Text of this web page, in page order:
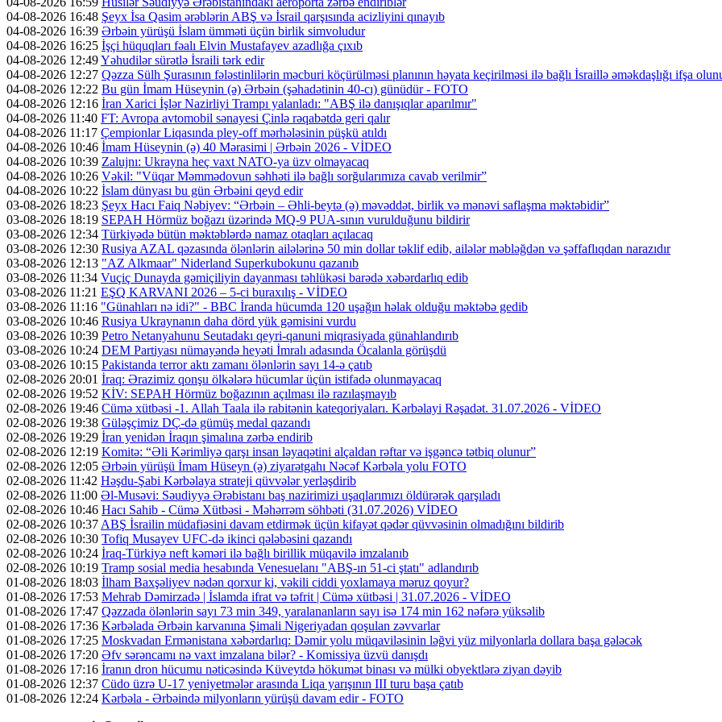
04-08-2026 16:48 Şeyx İsa Qasim ərəblərin ABŞ və İsrail qarşısında acizliyini qınayıb
04-08-2026 16:39 Ərbəin yürüşü İslam ümməti üçün birlik simvoludur
04-08-2026 16:25 İşçi hüquqları fəalı Elvin Mustafayev azadlığa çıxıb
04-08-2026 12:49Yəhudilər sürətlə İsraili tərk edir
04-08-2026 12:27 Qəzza Sülh Şurasının fələstinlilərin məcburi köçürülməsi planının həyata keçirilməsi ilə bağlı İsraillə əməkdaşlığı ifşa
04-08-2026 12:22 Bu gün İmam Hüseynin (ə) Ərbəin (şəhadətinin 40-cı) günüdür - FOTO
04-08-2026 12:16 İran Xarici İşlər Nazirliyi Trampı yalanladı: "ABŞ ilə danışıqlar aparılmır"
04-08-2026 11:40 FT: Avropa avtomobil sənayesi Çinlə rəqabətdə geri qalır
04-08-2026 11:17 Çempionlar Liqasında pley-off mərhələsinin püşkü atıldı
04-08-2026 10:46 İmam Hüseynin (ə) 40 Mərasimi | Ərbəin 2026 - VİDEO
04-08-2026 10:39 Zalujnı: Ukrayna heç vaxt NATO-ya üzv olmayacaq
04-08-2026 10:26 Vəkil: "Vüqar Məmmədovun səhhəti ilə bağlı sorğularımıza cavab verilmir”
04-08-2026 10:22 İslam dünyası bu gün Ərbəini qeyd edir
03-08-2026 18:23 Şeyx Hacı Faiq Nəbiyev: “Ərbəin – Əhli-beytə (ə) məvəddət, birlik və mənəvi saflaşma məktəbidir”
03-08-2026 18:19 SEPAH Hörmüz boğazı üzərində MQ-9 PUA-sının vurulduğunu bildirir
03-08-2026 12:34 Türkiyədə bütün məktəblərdə namaz otaqları açılacaq
03-08-2026 12:30 Rusiya AZAL qəzasında ölənlərin ailələrinə 50 min dollar təklif edib, ailələr məbləğdən və şəffaflıqdan narazıdır
03-08-2026 12:13 "AZ Alkmaar" Niderland Superkubokunu qazanıb
03-08-2026 11:34 Vuçiç Dunayda gəmiçiliyin dayanması təhlükəsi barədə xəbərdarlıq edib
03-08-2026 11:21 EŞQ KARVANI 2026 – 5-ci buraxılış - VİDEO
03-08-2026 11:16 "Günahları nə idi?" - BBC İranda hücumda 120 uşağın həlak olduğu məktəbə gedib
03-08-2026 10:46 Rusiya Ukraynanın daha dörd yük gəmisini vurdu
03-08-2026 10:39 Petro Netanyahunu Seutadakı qeyri-qanuni miqrasiyada günahlandırıb
03-08-2026 10:24 DEM Partiyası nümayəndə heyəti İmralı adasında Öcalanla görüşdü
03-08-2026 10:15 Pakistanda terror aktı zamanı ölənlərin sayı 14-ə çatıb
02-08-2026 20:01 İraq: Ərazimiz qonşu ölkələrə hücumlar üçün istifadə olunmayacaq
02-08-2026 19:52 KİV: SEPAH Hörmüz boğazının açılması ilə razılaşmayıb
02-08-2026 19:46 Cümə xütbəsi -1. Allah Taala ilə rabitənin kateqoriyaları. Kərbəlayi Rəşadət. 31.07.2026 - VİDEO
02-08-2026 19:38 Güləşçimiz DÇ-də gümüş medal qazandı
02-08-2026 19:29 İran yenidən İraqın şimalına zərbə endirib
02-08-2026 12:19 Komitə: “Əli Kərimliyə qarşı insan ləyaqətini alçaldan rəftar və işgəncə tətbiq olunur”
02-08-2026 12:05 Ərbəin yürüşü İmam Hüseyn (ə) ziyarətgahı Nəcəf Kərbəla yolu FOTO
02-08-2026 11:42 Həşdu-Şabi Kərbəlaya strateji qüvvələr yerləşdirib
02-08-2026 11:00 Əl-Musəvi: Səudiyyə Ərəbistanı baş nazirimizi uşaqlarımızı öldürərək qarşıladı
02-08-2026 10:46 Hacı Sahib - Cümə Xütbəsi - Məhərrəm söhbəti (31.07.2026) VİDEO
02-08-2026 10:37 ABŞ İsrailin müdafiəsini davam etdirmək üçün kifayət qədər qüvvəsinin olmadığını bildirib
02-08-2026 10:30 Tofiq Musayev UFC-də ikinci qələbəsini qazandı
02-08-2026 10:24 İraq-Türkiyə neft kəməri ilə bağlı birillik müqavilə imzalanıb
02-08-2026 10:19 Tramp sosial media hesabında Venesuelanı "ABŞ-ın 51-ci ştatı" adlandırıb
01-08-2026 18:03 İlham Baxşəliyev nədən qorxur ki, vəkili ciddi yoxlamaya məruz qoyur?
01-08-2026 17:53 Mehrab Dəmirzadə | İslamda ifrat və təfrit | Cümə xütbəsi | 31.07.2026 - VİDEO
01-08-2026 17:47 Qəzzada ölənlərin sayı 73 min 349, yaralananların sayı isə 174 min 162 nəfərə yüksəlib
01-08-2026 17:36 Kərbəlada Ərbəin karvanına Şimali Nigeriyadan qoşulan zəvvarlar
01-08-2026 17:25 Moskvadan Ermənistana xəbərdarlıq: Dəmir yolu müqaviləsinin ləğvi yüz milyonlarla dollara başa gələcək
01-08-2026 17:20 Əfv sərəncamı nə vaxt imzalana bilər? - Komissiya üzvü danışdı
01-08-2026 17:16 İranın dron hücumu nəticəsində Küveytdə hökumət binası və mülki obyektlərə ziyan dəyib
01-08-2026 12:37 Cüdo üzrə U-17 yeniyetmələr arasında Liqa yarışının III turu başa çatıb
01-08-2026 12:24 Kərbəla - Ərbəində milyonların yürüşü davam edir - FOTO